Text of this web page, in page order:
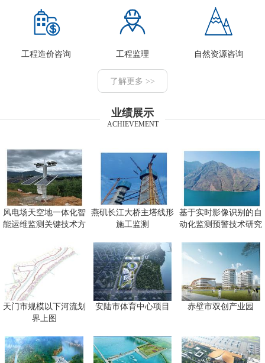
工程造价咨询 工程监理 自然资源咨询
了解更多 >>
业绩展示
ACHIEVEMENT
风电场天空地一体化智
能运维监测关键技术方
燕矶长江大桥主塔线形
施工监测
基于实时影像识别的自
动化监测预警技术研究
天门市规模以下河流划
界上图
安陆市体育中心项目 赤壁市双创产业园